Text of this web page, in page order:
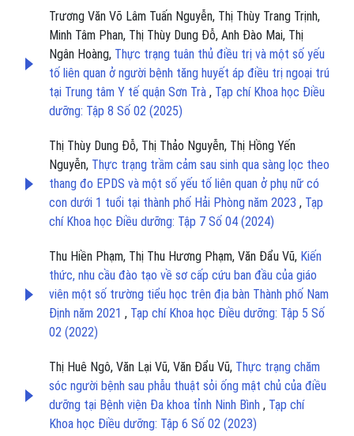
Trương Văn Võ Lâm Tuấn Nguyễn, Thị Thùy Trang Trịnh,
Minh Tâm Phan, Thị Thùy Dung Đỗ, Anh Đào Mai, Thị
Ngân Hoàng, Thực trạng tuân thủ điều trị và một số yếu
tố liên quan ở người bệnh tăng huyết áp điều trị ngoại trú
tại Trung tâm Y tế quận Sơn Trà , Tạp chí Khoa học Điều
dưỡng: Tập 8 Số 02 (2025)
Thị Thùy Dung Đỗ, Thị Thảo Nguyễn, Thị Hồng Yến
Nguyễn, Thực trạng trầm cảm sau sinh qua sàng lọc theo
thang đo EPDS và một số yếu tố liên quan ở phụ nữ có
con dưới 1 tuổi tại thành phố Hải Phòng năm 2023 , Tạp
chí Khoa học Điều dưỡng: Tập 7 Số 04 (2024)
Thu Hiền Phạm, Thị Thu Hương Phạm, Văn Đẩu Vũ, Kiến
thức, nhu cầu đào tạo về sơ cấp cứu ban đầu của giáo
viên một số trường tiểu học trên địa bàn Thành phố Nam
Định năm 2021 , Tạp chí Khoa học Điều dưỡng: Tập 5 Số
02 (2022)
Thị Huê Ngô, Văn Lại Vũ, Văn Đẩu Vũ, Thực trạng chăm
sóc người bệnh sau phẫu thuật sỏi ống mật chủ của điều
dưỡng tại Bệnh viện Đa khoa tỉnh Ninh Bình , Tạp chí
Khoa học Điều dưỡng: Tập 6 Số 02 (2023)